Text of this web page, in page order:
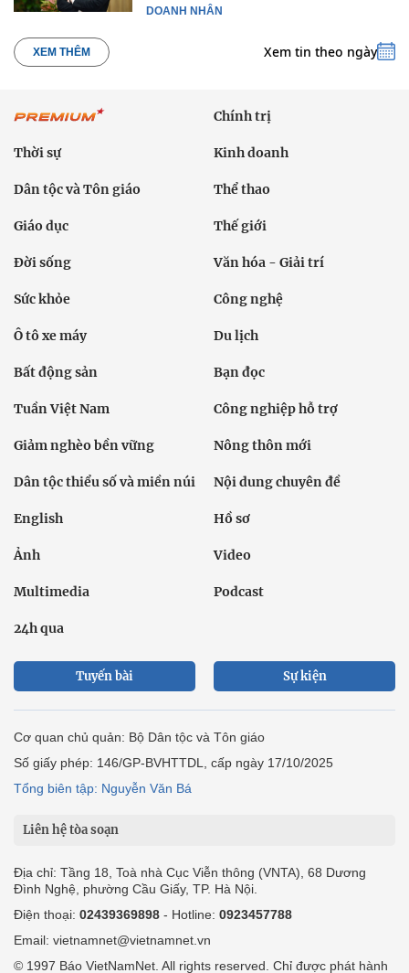
DOANH NHÂN
XEM THÊM Xem tin theo ngày
Chính trị
Thời sự Kinh doanh
Dân tộc và Tôn giáo Thể thao
Giáo dục Thế giới
Đời sống Văn hóa - Giải trí
Sức khỏe Công nghệ
Ô tô xe máy Du lịch
Bất động sản Bạn đọc
Tuần Việt Nam Công nghiệp hỗ trợ
Giảm nghèo bền vững Nông thôn mới
Dân tộc thiểu số và miền núi Nội dung chuyên đề
English Hồ sơ
Ảnh Video
Multimedia Podcast
24h qua
Tuyến bài Sự kiện
Cơ quan chủ quản: Bộ Dân tộc và Tôn giáo
Số giấy phép: 146/GP-BVHTTDL, cấp ngày 17/10/2025
Tổng biên tập: Nguyễn Văn Bá
Liên hệ tòa soạn
Địa chỉ: Tầng 18, Toà nhà Cục Viễn thông (VNTA), 68 Dương
Đình Nghệ, phường Cầu Giấy, TP. Hà Nội.
Điện thoại: 02439369898 - Hotline: 0923457788
Email: vietnamnet@vietnamnet.vn
© 1997 Báo VietNamNet. All rights reserved. Chỉ được phát hành